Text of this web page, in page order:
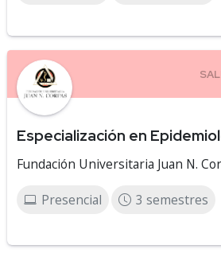
Especialización en
Fundación Universitaria Juan N.
Presencial 3 semestres